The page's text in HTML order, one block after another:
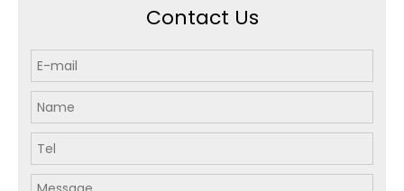
Contact Us